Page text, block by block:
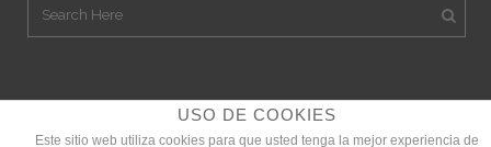
USO DE COOKIES
Este sitio web utiliza cookies para que usted tenga la mejor experiencia de